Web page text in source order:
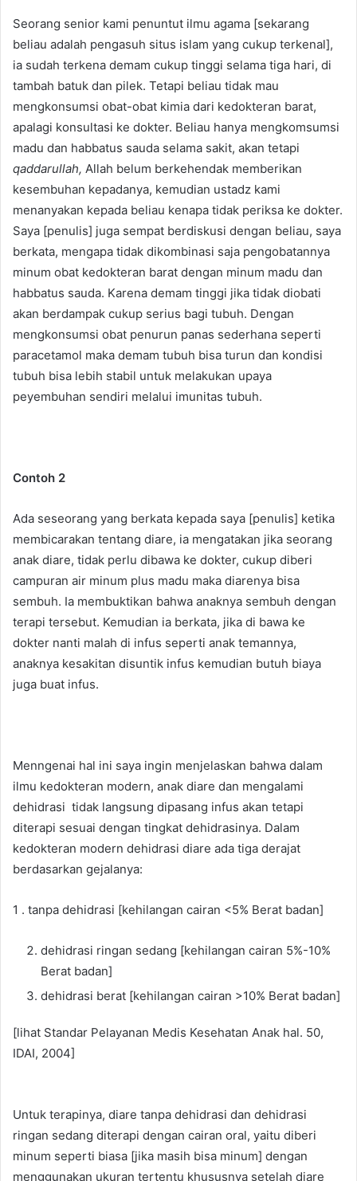
Seorang senior kami penuntut ilmu agama [sekarang
beliau adalah pengasuh situs islam yang cukup terkenal],
ia sudah terkena demam cukup tinggi selama tiga hari, di
tambah batuk dan pilek. Tetapi beliau tidak mau
mengkonsumsi obat-obat kimia dari kedokteran barat,
apalagi konsultasi ke dokter. Beliau hanya mengkomsumsi
madu dan habbatus sauda selama sakit, akan tetapi
qaddarullah, Allah belum berkehendak memberikan
kesembuhan kepadanya, kemudian ustadz kami
menanyakan kepada beliau kenapa tidak periksa ke dokter.
Saya [penulis] juga sempat berdiskusi dengan beliau, saya
berkata, mengapa tidak dikombinasi saja pengobatannya
minum obat kedokteran barat dengan minum madu dan
habbatus sauda. Karena demam tinggi jika tidak diobati
akan berdampak cukup serius bagi tubuh. Dengan
mengkonsumsi obat penurun panas sederhana seperti
paracetamol maka demam tubuh bisa turun dan kondisi
tubuh bisa lebih stabil untuk melakukan upaya
peyembuhan sendiri melalui imunitas tubuh.
Contoh 2
Ada seseorang yang berkata kepada saya [penulis] ketika
membicarakan tentang diare, ia mengatakan jika seorang
anak diare, tidak perlu dibawa ke dokter, cukup diberi
campuran air minum plus madu maka diarenya bisa
sembuh. Ia membuktikan bahwa anaknya sembuh dengan
terapi tersebut. Kemudian ia berkata, jika di bawa ke
dokter nanti malah di infus seperti anak temannya,
anaknya kesakitan disuntik infus kemudian butuh biaya
juga buat infus.
Menngenai hal ini saya ingin menjelaskan bahwa dalam
ilmu kedokteran modern, anak diare dan mengalami
dehidrasi tidak langsung dipasang infus akan tetapi
diterapi sesuai dengan tingkat dehidrasinya. Dalam
kedokteran modern dehidrasi diare ada tiga derajat
berdasarkan gejalanya:
1 . tanpa dehidrasi [kehilangan cairan <5% Berat badan]
dehidrasi ringan sedang [kehilangan cairan 5%-10%
Berat badan]
dehidrasi berat [kehilangan cairan >10% Berat badan]
[lihat Standar Pelayanan Medis Kesehatan Anak hal. 50,
IDAI, 2004]
Untuk terapinya, diare tanpa dehidrasi dan dehidrasi
ringan sedang diterapi dengan cairan oral, yaitu diberi
minum seperti biasa [jika masih bisa minum] dengan
menggunakan ukuran tertentu khususnya setelah diare